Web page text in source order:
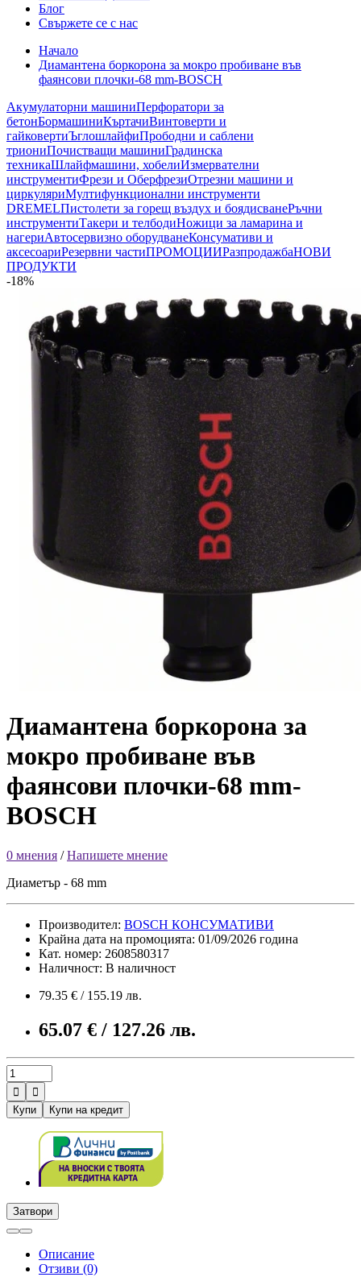
Блог
Свържете се с нас
Начало
Диамантена боркорона за мокро пробиване във
фаянсови плочки-68 mm-BOSCH
Акумулаторни машиниПерфоратори за
бетонБормашиниКъртачиВинтоверти и
гайковертиЪглошлайфиПрободни и саблени
триониПочистващи машиниГрадинска
техникаШлайфмашини, хобелиИзмервателни
инструментиФрези и ОберфрезиОтрезни машини и
циркуляриМултифункционални инструменти
DREMELПистолети за горещ въздух и боядисванеРъчни
инструментиТакери и телбодиНожици за ламарина и
нагериАвтосервизно оборудванеКонсумативи и
аксесоариРезервни частиПРОМОЦИИРазпродажбаНОВИ
ПРОДУКТИ
-18%
Диамантена боркорона за
мокро пробиване във
фаянсови плочки-68 mm-
BOSCH
0 мнения /Напишете мнение
Диаметър - 68 mm
Производител: BOSCH КОНСУМАТИВИ
Крайна дата на промоцията: 01/09/2026 година
Кат. номер: 2608580317
Наличност: В наличност
79.35 € / 155.19 лв.
65.07 € / 127.26 лв.


Купи
Купи на кредит
Затвори
Описание
Отзиви (0)